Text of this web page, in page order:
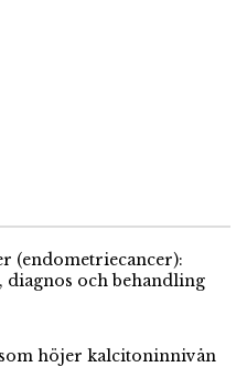
(endometriecancer):
diagnos och behandling
höjer kalcitoninnivån